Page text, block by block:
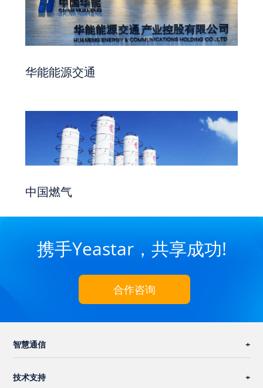
华能能源交通
中国燃气
携手Yeastar，共享成功!
合作咨询
智慧通信
技术支持